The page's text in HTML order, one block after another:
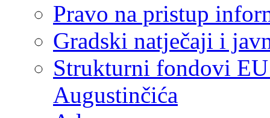
Pravo na pristup
Gradski natječaji i
Strukturni fondovi
Augustinčića